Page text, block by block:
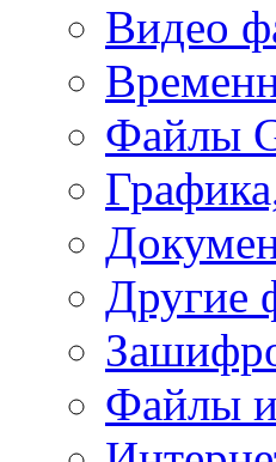
Видео
Файлы
Другие
Файлы